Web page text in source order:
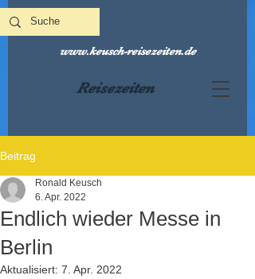
Reisezeiten
www.keusch-reisezeiten.de
Beitrag
Endlich wieder Messe in
Berlin
Ronald Keusch
6. Apr. 2022
Aktualisiert: 7. Apr. 2022